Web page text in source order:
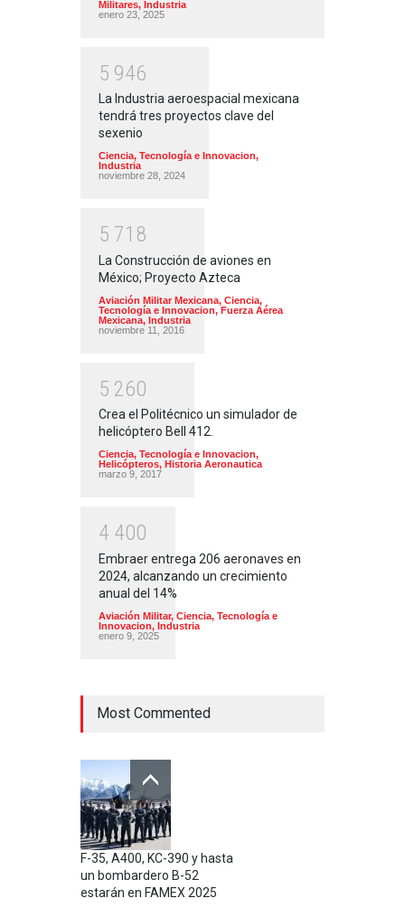
Militares, Industria
enero 23, 2025
5 946
La Industria aeroespacial mexicana
tendrá tres proyectos clave del
sexenio
Ciencia, Tecnología e Innovacion,
Industria
noviembre 28, 2024
5 71 8
La Construcción de aviones en
México; Proyecto Azteca
Aviación Militar Mexicana, Ciencia,
Tecnología e Innovacion, Fuerza Aérea
Mexicana, Industria
noviembre 11, 2016
5 260
Crea el Politécnico un simulador de
helicóptero Bell 412.
Ciencia, Tecnología e Innovacion,
Helicópteros, Historia Aeronautica
marzo 9, 2017
4 400
Embraer entrega 206 aeronaves en
2024, alcanzando un crecimiento
anual del 14%
Aviación Militar, Ciencia, Tecnología e
Innovacion, Industria
enero 9, 2025
Most Commented
F-35, A400, KC-390 y hasta
un bombardero B-52
estarán en FAMEX 2025